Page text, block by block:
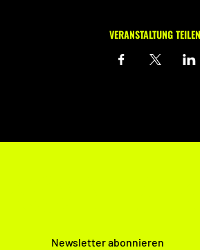
VERANSTALTUNG TEILEN
Newsletter abonnieren